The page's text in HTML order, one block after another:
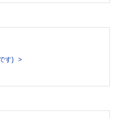
運動
動
TKA）後
す)